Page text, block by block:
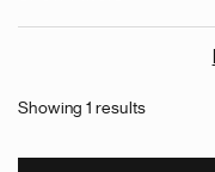
Showing 1 results